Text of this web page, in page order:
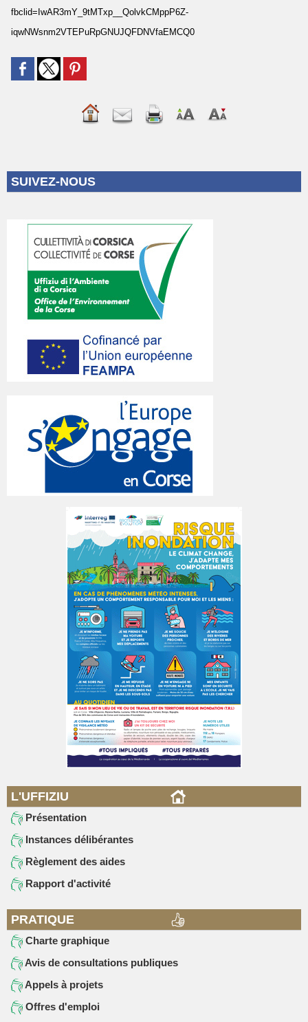
fbclid=IwAR3mY_9tMTxp__QolvkCMppP6Z-
iqwNWsnm2VTEPuRpGNUJQFDNVfaEMCQ0
SUIVEZ-NOUS
L'UFFIZIU
Présentation
Instances délibérantes
Règlement des aides
Rapport d'activité
PRATIQUE
Charte graphique
Avis de consultations publiques
Appels à projets
Offres d'emploi